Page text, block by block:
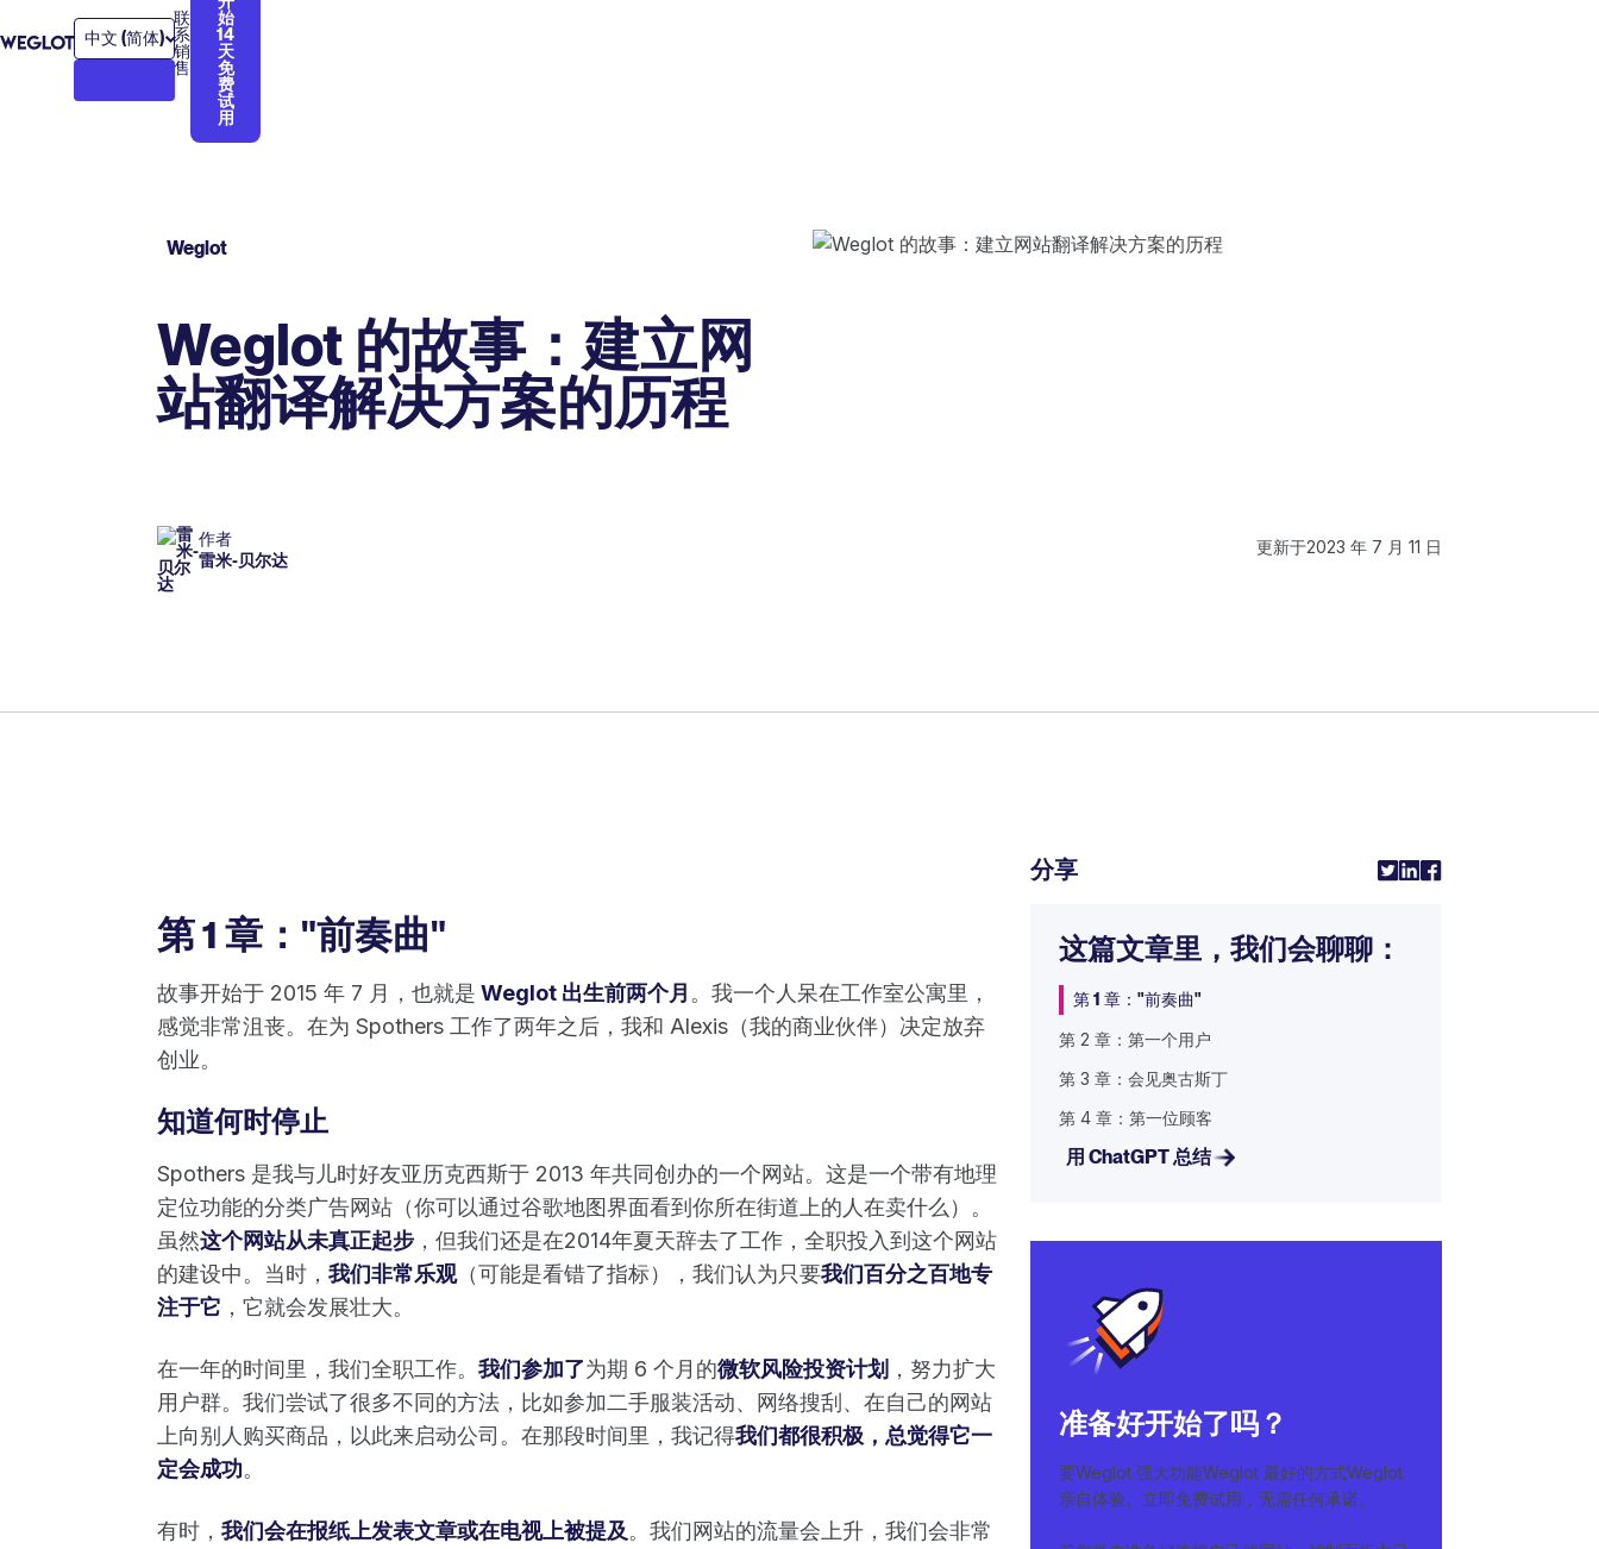
中文 (简体)
联
系
销
售
始
14
天
免
费
试
用
Weglot
Weglot 的故事：建立网
站翻译解决方案的历程
作者
雷米-贝尔达
更新于2023 年 7 月 11 日
第 1 章："前奏曲"
故事开始于 2015 年 7 月，也就是 Weglot 出生前两个月 。我一个人呆在工作室公寓里，
感觉非常沮丧。在为 Spothers 工作了两年之后，我和 Alexis（我的商业伙伴）决定放弃
创业。
知道何时停止
Spothers 是我与儿时好友亚历克西斯于 2013 年共同创办的一个网站。这是一个带有地理
定位功能的分类广告网站（你可以通过谷歌地图界面看到你所在街道上的人在卖什么）。
虽然这个网站从未真正起步 ，但我们还是在2014年夏天辞去了工作，全职投入到这个网站
的建设中。当时， 我们非常乐观（可能是看错了指标），我们认为只要我们百分之百地专
注于它 ，它就会发展壮大。
在一年的时间里，我们全职工作。 我们参加了为期 6 个月的微软风险投资计划 ，努力扩大
用户群。我们尝试了很多不同的方法，比如参加二手服装活动、网络搜刮、在自己的网站
上向别人购买商品，以此来启动公司。在那段时间里，我记得我们都很积极，总觉得它一
定会成功。
有时， 我们会在报纸上发表文章或在电视上被提及。我们网站的流量会上升，我们会非常
分享
这篇文章里，我们会聊聊：
第 1 章："前奏曲"
第 2 章：第一个用户
第 3 章：会见奥古斯丁
第 4 章：第一位顾客
用 ChatGPT 总结
准备好开始了吗？
要Weglot 强大功能Weglot 最好的方式Weglot
亲自体验。立即免费试用，无需任何承诺。